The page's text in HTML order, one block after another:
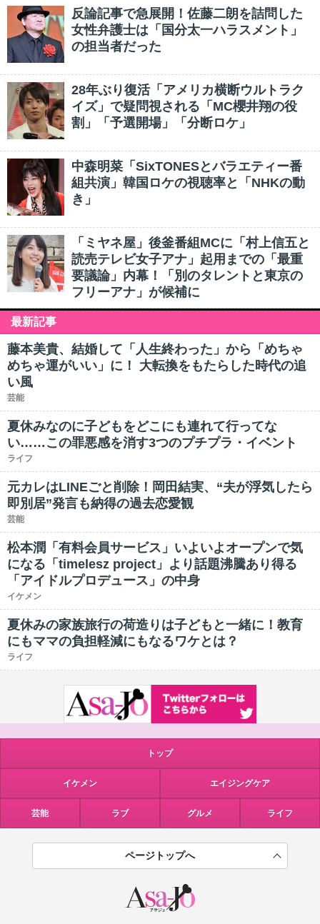
反論記事で急展開！佐藤二朗を詰問した
女性弁護士は「国分太一ハラスメント」
の担当者だった
28年ぶり復活「アメリカ横断ウルトラク
イズ」で疑問視される「MC櫻井翔の役
割」「予選開場」「分断ロケ」
中森明菜「SixTONESとバラエティー番
組共演」韓国ロケの視聴率と「NHKの動
き」
「ミヤネ屋」後釜番組MCに「村上信五と
読売テレビ女子アナ」起用までの「最重
要議論」内幕！「別のタレントと東京の
フリーアナ」が候補に
最新記事
藤本美貴、結婚して「人生終わった」から「めちゃ
めちゃ運がいい」に！ 大転換をもたらした時代の追
い風
芸能
夏休みなのに子どもをどこにも連れて行ってな
い……この罪悪感を消す3つのプチプラ・イベント
ライフ
元カレはLINEごと削除！岡田結実、“夫が浮気したら
即別居”発言も納得の過去恋愛観
芸能
松本潤「有料会員サービス」いよいよオープンで気
になる「timelesz project」より話題沸騰あり得る
「アイドルプロデュース」の中身
イケメン
夏休みの家族旅行の荷造りは子どもと一緒に！教育
にもママの負担軽減にもなるワケとは？
ライフ
トップ
イケメン エイジングケア
芸能 ラブ グルメ ライフ
ページトップへ